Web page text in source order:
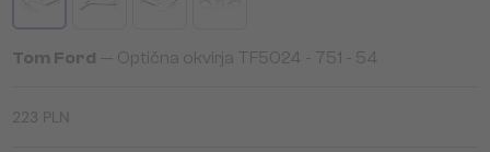
Tom Ford — Optična okvirja TF5024 - 751 - 54
223 PLN